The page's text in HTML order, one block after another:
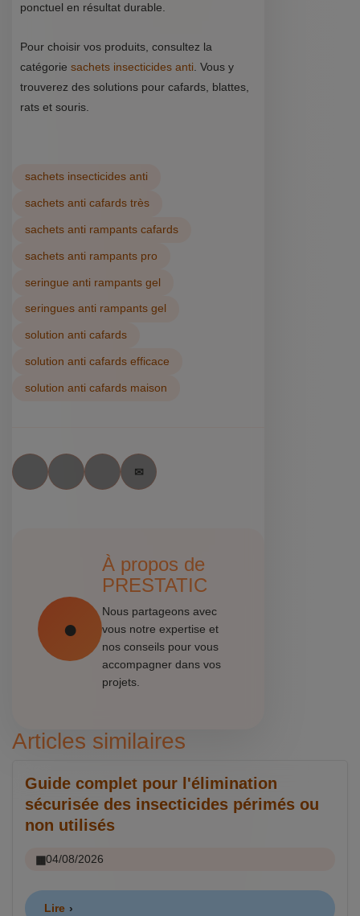
ponctuel en résultat durable.
Pour choisir vos produits, consultez la
catégorie sachets insecticides anti . Vous y
trouverez des solutions pour cafards, blattes,
rats et souris.
sachets insecticides anti
sachets anti cafards très
sachets anti rampants cafards
sachets anti rampants pro
seringue anti rampants gel
seringues anti rampants gel
solution anti cafards
solution anti cafards efficace
solution anti cafards maison
À propos de
PRESTATIC
Nous partageons avec
vous notre expertise et
nos conseils pour vous
accompagner dans vos
projets.
Articles similaires
Guide complet pour l'élimination
sécurisée des insecticides périmés ou
non utilisés
04/08/2026
Lire